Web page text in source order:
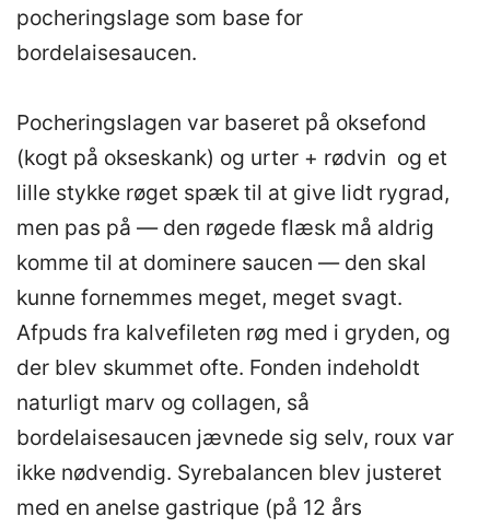
pocheringslage som base for
bordelaisesaucen.
Pocheringslagen var baseret på oksefond
(kogt på okseskank) og urter + rødvin og et
lille stykke røget spæk til at give lidt rygrad,
men pas på — den røgede flæsk må aldrig
komme til at dominere saucen — den skal
kunne fornemmes meget, meget svagt.
Afpuds fra kalvefileten røg med i gryden, og
der blev skummet ofte. Fonden indeholdt
naturligt marv og collagen, så
bordelaisesaucen jævnede sig selv, roux var
ikke nødvendig. Syrebalancen blev justeret
med en anelse gastrique (på 12 års